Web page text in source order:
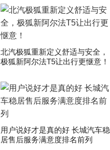
​北汽极狐重新定义舒适与安全，
极狐新阿尔法T5让出行更惬意！
用户说好才是真的好 长城汽车稳
居售后服务满意度排名前列